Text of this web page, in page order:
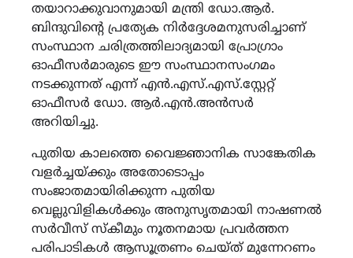
തയാറാക്കുവാനുമായി മന്ത്രി ഡോ.ആര്‍.
ബിന്ദുവിന്‍റെ പ്രത്യേക നിര്‍ദ്ദേശമനുസരിച്ചാണ്
സംസ്ഥാന ചരിത്രത്തിലാദ്യമായി പ്രോഗ്രാം
ഓഫീസർമാരുടെ ഈ സംസ്ഥാനസംഗമം
നടക്കുന്നത് എന്ന് എന്‍.എസ്.എസ്.സ്റ്റേറ്റ്
ഓഫീസര്‍ ഡോ. ആര്‍.എന്‍.അന്‍സര്‍
അറിയിച്ചു.
പുതിയ കാലത്തെ വൈജ്ഞാനിക സാങ്കേതിക
വളർച്ചയ്ക്കും അതോടൊപ്പം
സംജാതമായിരിക്കുന്ന പുതിയ
വെല്ലുവിളികൾക്കും അനുസൃതമായി നാഷണൽ
സർവീസ് സ്കീമും നൂതനമായ പ്രവർത്തന
പരിപാടികൾ ആസൂത്രണം ചെയ്ത് മുന്നേറണം